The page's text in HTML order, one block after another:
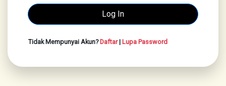
Tidak Mempunyai Akun?Daftar| Lupa Password